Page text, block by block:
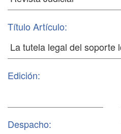
Título Artículo:
Edición:
Despacho: